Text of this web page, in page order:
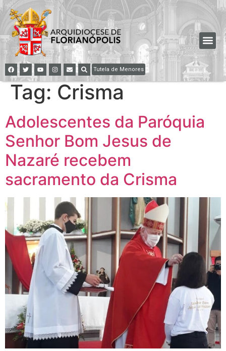
Tutela de Menores
Tag: Crisma
Adolescentes da Paróquia
Senhor Bom Jesus de
Nazaré recebem
sacramento da Crisma